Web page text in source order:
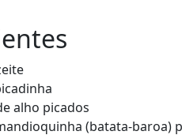
alho picados
(batata-baroa)